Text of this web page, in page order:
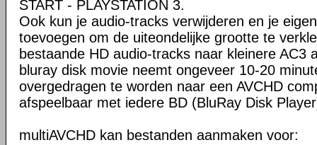
START - PLAYSTATION 3.
Ook kun je audio-tracks verwijderen en je
toevoegen om de uiteondelijke grootte te
bestaande HD audio-tracks naar kleinere AC3
bluray disk movie neemt ongeveer 10-20
overgedragen te worden naar een AVCHD
afspeelbaar met iedere BD (BluRay Disk
multiAVCHD kan bestanden aanmaken voor: